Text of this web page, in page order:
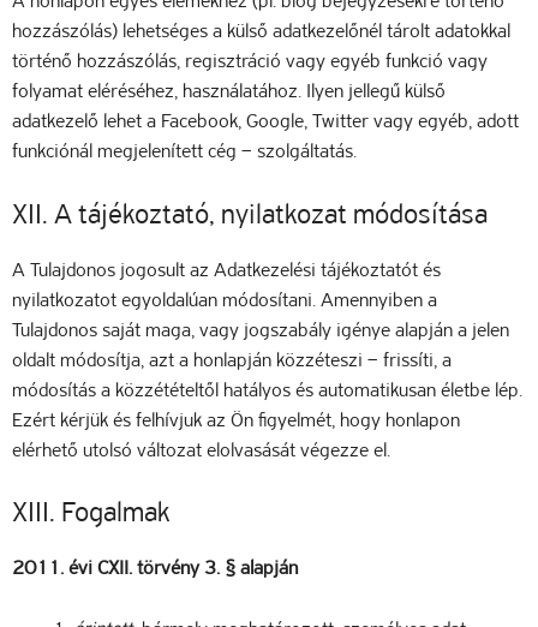
hozzászólás) lehetséges a külső adatkezelőnél tárolt adatokkal
történő hozzászólás, regisztráció vagy egyéb funkció vagy
folyamat eléréséhez, használatához. Ilyen jellegű külső
adatkezelő lehet a Facebook, Google, Twitter vagy egyéb, adott
funkciónál megjelenített cég – szolgáltatás.
XII. A tájékoztató, nyilatkozat módosítása
A Tulajdonos jogosult az Adatkezelési tájékoztatót és
nyilatkozatot egyoldalúan módosítani. Amennyiben a
Tulajdonos saját maga, vagy jogszabály igénye alapján a jelen
oldalt módosítja, azt a honlapján közzéteszi – frissíti, a
módosítás a közzétételtől hatályos és automatikusan életbe lép.
Ezért kérjük és felhívjuk az Ön figyelmét, hogy honlapon
elérhető utolsó változat elolvasását végezze el.
XIII. Fogalmak
2011. évi CXII. törvény 3. § alapján